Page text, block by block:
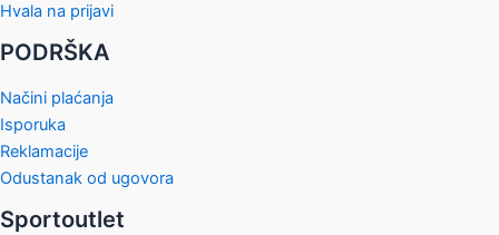
Hvala na prijavi
PODRŠKA
Načini plaćanja
Isporuka
Reklamacije
Odustanak od ugovora
Sportoutlet